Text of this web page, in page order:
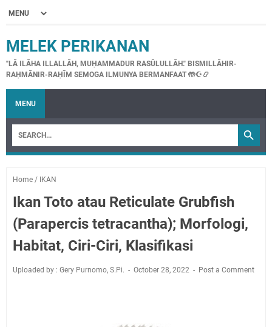
MELEK PERIKANAN
"LĀ ILĀHA ILLALLĀH, MUḤAMMADUR RASŪLULLĀH." BISMILLĀHIR-
RAḤMĀNIR-RAḤĪM SEMOGA ILMUNYA BERMANFAAT 🤲☪📿
MENU
Home / IKAN
Ikan Toto atau Reticulate Grubfish
(Parapercis tetracantha); Morfologi,
Habitat, Ciri-Ciri, Klasifikasi
Uploaded by : Gery Purnomo, S.Pi. October 28, 2022 Post a Comment